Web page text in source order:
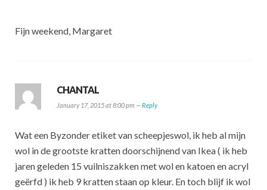
Fijn weekend, Margaret
CHANTAL
January 17, 2015 at 8:00 pm —Reply
Wat een Byzonder etiket van scheepjeswol, ik heb al mijn
wol in de grootste kratten doorschijnend van Ikea ( ik heb
jaren geleden 15 vuilniszakken met wol en katoen en acryl
geërfd ) ik heb 9 kratten staan op kleur. En toch blijf ik wol